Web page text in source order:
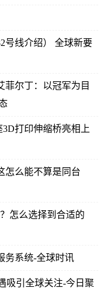
号线介绍） 全球新要
菲尔丁：以冠军为目
打印伸缩桥亮相上
怎么能不算是同台
怎么选择到合适的
务系统-全球时讯
吸引全球关注-今日聚